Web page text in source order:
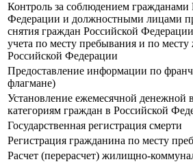
Контроль за соблюдением гражданами
Федерации и должностными лицами
снятия граждан Российской
учета по месту пребывания и по месту
Российской Федерации
Предоставление информации по
флагмане)
Установление ежемесячной денежной
категориям граждан в Российской
Государственная регистрация смерти
Регистрация гражданина по месту
Расчет (перерасчет) жилищно-